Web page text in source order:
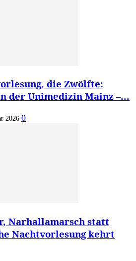
die Zwölfte:
der Unimedizin Mainz –...
2026 0
Narhallamarsch statt
Nachtvorlesung kehrt